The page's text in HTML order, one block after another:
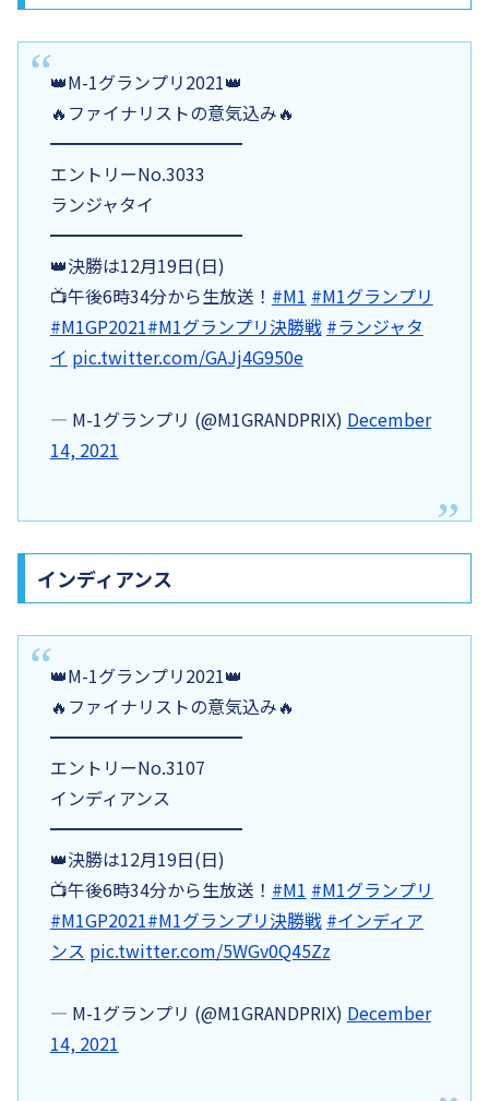
👑M-1グランプリ2021👑
🔥ファイナリストの意気込み🔥
━━━━━━━━━━━
エントリーNo.3033
ランジャタイ
━━━━━━━━━━━
👑決勝は12月19日(日)
📺午後6時34分から生放送！ #M1 #M1グランプリ
#M1GP2021#M1グランプリ決勝戦 #ランジャタ
イ pic.twitter.com/GAJj4G950e
— M-1グランプリ (@M1GRANDPRIX) December
14, 2021
インディアンス
👑M-1グランプリ2021👑
🔥ファイナリストの意気込み🔥
━━━━━━━━━━━
エントリーNo.3107
インディアンス
━━━━━━━━━━━
👑決勝は12月19日(日)
📺午後6時34分から生放送！ #M1 #M1グランプリ
#M1GP2021#M1グランプリ決勝戦 #インディア
ンス pic.twitter.com/5WGv0Q45Zz
— M-1グランプリ (@M1GRANDPRIX) December
14, 2021